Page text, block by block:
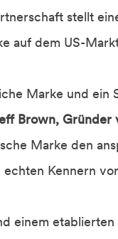
stellt
auf dem US-
Marke und ein
Brown, Gründer
Marke den
Kennern
einem